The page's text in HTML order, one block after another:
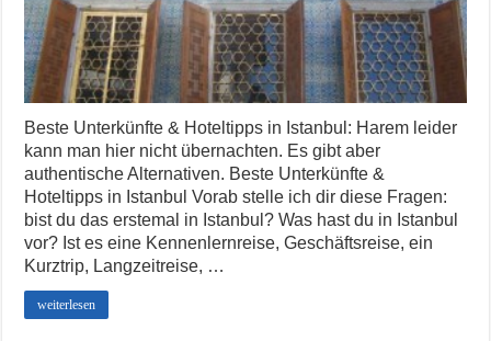
Beste Unterkünfte & Hoteltipps in Istanbul: Harem leider
kann man hier nicht übernachten. Es gibt aber
authentische Alternativen. Beste Unterkünfte &
Hoteltipps in Istanbul Vorab stelle ich dir diese Fragen:
bist du das erstemal in Istanbul? Was hast du in Istanbul
vor? Ist es eine Kennenlernreise, Geschäftsreise, ein
Kurztrip, Langzeitreise, …
weiterlesen